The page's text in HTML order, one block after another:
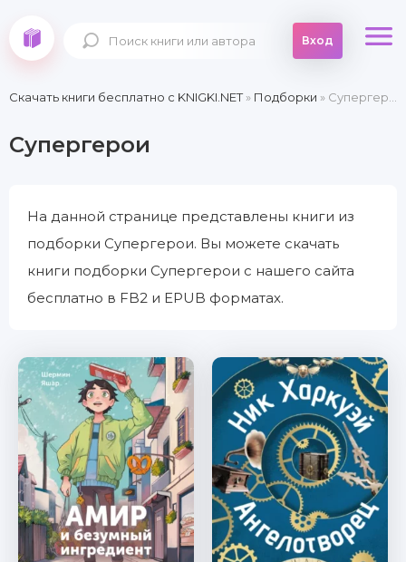
Вход
Скачать книги бесплатно c KNIGKI.NET» Подборки » Супергерои
Супергерои
На данной странице представлены книги из
подборки Супергерои. Вы можете скачать
книги подборки Супергерои с нашего сайта
бесплатно в FB2 и EPUB форматах.